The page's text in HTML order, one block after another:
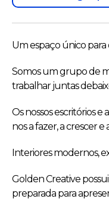
Um espaço único
Somos um grupo de
trabalhar juntas
Os nossos escritórios e
nos a fazer, a crescer e
Interiores modernos,
Golden Creative
preparada para